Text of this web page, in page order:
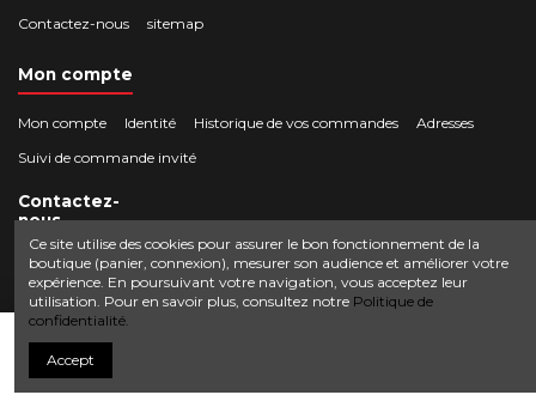
Contactez-nous
sitemap
Mon compte
Mon compte Identité Historique de vos commandes
Adresses
Suivi de commande invité
Contactez-
nous
Crocbois-motoculture.com
50 route de Villefort 48800 Pied-de-Borne
0624436257
contact@crocbois-motoculture.com
© Copyright 2025 Crocbois-motoculture.com. All Rights Reserved.
Ce site utilise des cookies pour assurer le bon fonctionnement de la
boutique (panier, connexion), mesurer son audience et améliorer votre
expérience. En poursuivant votre navigation, vous acceptez leur
utilisation. Pour en savoir plus, consultez notre Politique de
confidentialité.
Accept